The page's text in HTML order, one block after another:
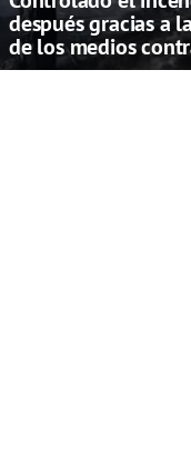
después gracias a
de los medios